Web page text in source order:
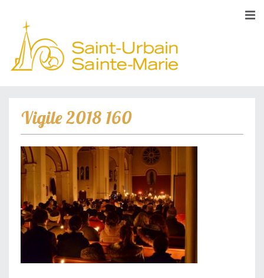
Vigile 2018 160